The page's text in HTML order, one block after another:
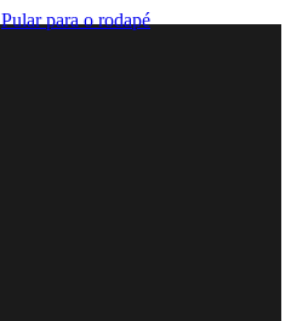
Pular para o rodapé